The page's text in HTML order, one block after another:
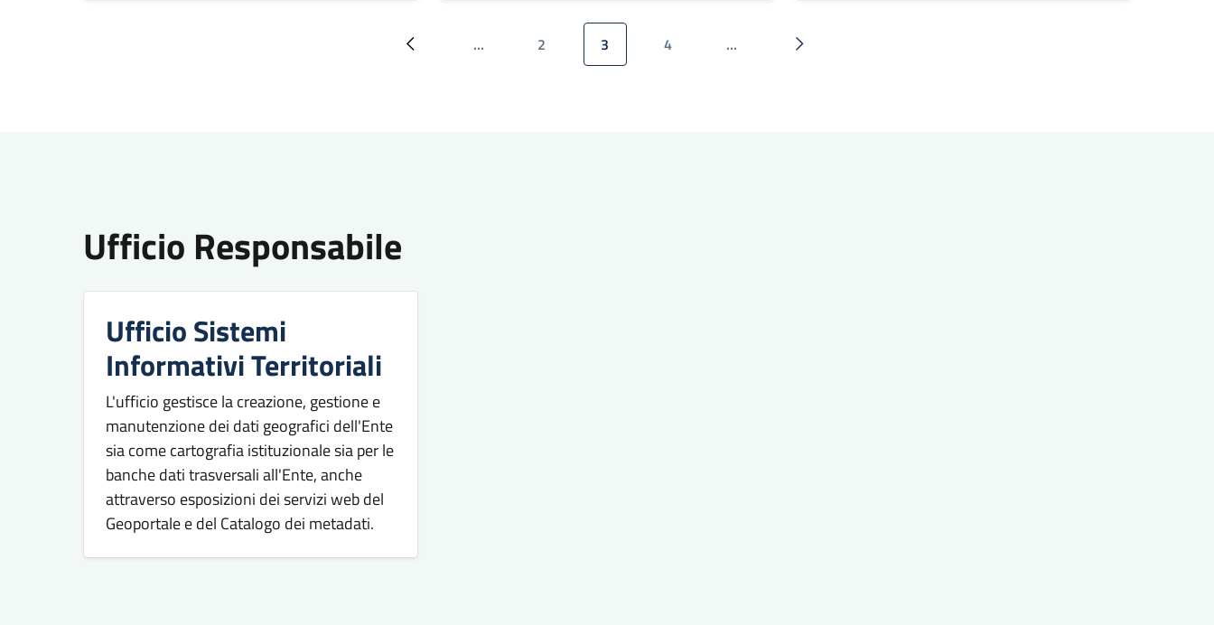
Pagina precedente
… Pagina
2 Pagina attuale
3 Pagina
4 … Pagina successiva
Ufficio Responsabile
Ufficio Sistemi
Informativi Territoriali
L'ufficio gestisce la creazione, gestione e
manutenzione dei dati geografici dell'Ente
sia come cartografia istituzionale sia per le
banche dati trasversali all'Ente, anche
attraverso esposizioni dei servizi web del
Geoportale e del Catalogo dei metadati.